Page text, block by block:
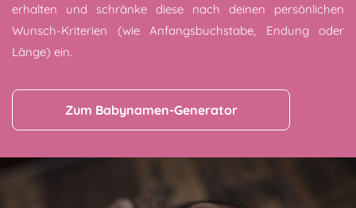
erhalten und schränke diese nach deinen persönlichen
Wunsch-Kriterien (wie Anfangsbuchstabe, Endung oder
Länge) ein.
Zum Babynamen-Generator